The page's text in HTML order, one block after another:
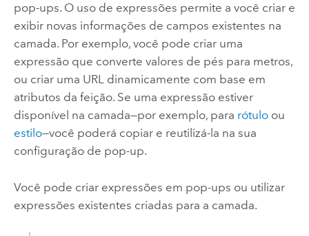
pop-ups. O uso de expressões permite a você criar e
exibir novas informações de campos existentes na
camada. Por exemplo, você pode criar uma
expressão que converte valores de pés para metros,
ou criar uma URL dinamicamente com base em
atributos da feição. Se uma expressão estiver
disponível na camada—por exemplo, para rótuloou
estilo—você poderá copiar e reutilizá-la na sua
configuração de pop-up.
Você pode criar expressões em pop-ups ou utilizar
expressões existentes criadas para a camada.